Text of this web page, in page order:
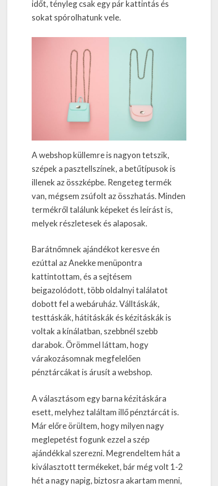
időt, tényleg csak egy pár kattintás és
sokat spórolhatunk vele.
A webshop küllemre is nagyon tetszik,
szépek a pasztellszínek, a betűtípusok is
illenek az összképbe. Rengeteg termék
van, mégsem zsúfolt az összhatás. Minden
termékről találunk képeket és leírást is,
melyek részletesek és alaposak.
Barátnőmnek ajándékot keresve én
ezúttal az Anekke menüpontra
kattintottam, és a sejtésem
beigazolódott, több oldalnyi találatot
dobott fel a webáruház. Válltáskák,
testtáskák, hátitáskák és kézitáskák is
voltak a kínálatban, szebbnél szebb
darabok. Örömmel láttam, hogy
várakozásomnak megfelelően
pénztárcákat is árusít a webshop.
A választásom egy barna kézitáskára
esett, melyhez találtam illő pénztárcát is.
Már előre örültem, hogy milyen nagy
meglepetést fogunk ezzel a szép
ajándékkal szerezni. Megrendeltem hát a
kiválasztott termékeket, bár még volt 1-2
hét a nagy napig, biztosra akartam menni,